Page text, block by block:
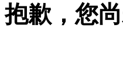
抱歉，您